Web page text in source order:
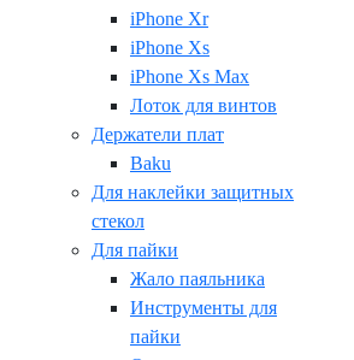
iPhone Xr
iPhone Xs
iPhone Xs Max
Лоток для винтов
Держатели плат
Baku
Для наклейки защитных
стекол
Для пайки
Жало паяльника
Инструменты для
пайки